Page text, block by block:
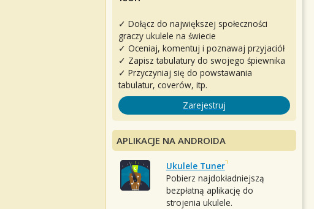
✓ Dołącz do największej społeczności
graczy ukulele na świecie
✓ Oceniaj, komentuj i poznawaj przyjaciół
✓ Zapisz tabulatury do swojego śpiewnika
✓ Przyczyniaj się do powstawania
tabulatur, coverów, itp.
Zarejestruj
APLIKACJE NA ANDROIDA
Ukulele Tuner
Pobierz najdokładniejszą
bezpłatną aplikację do
strojenia ukulele.